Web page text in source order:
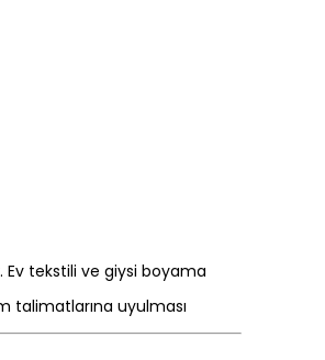
Ev tekstili ve giysi boyama
talimatlarına uyulması